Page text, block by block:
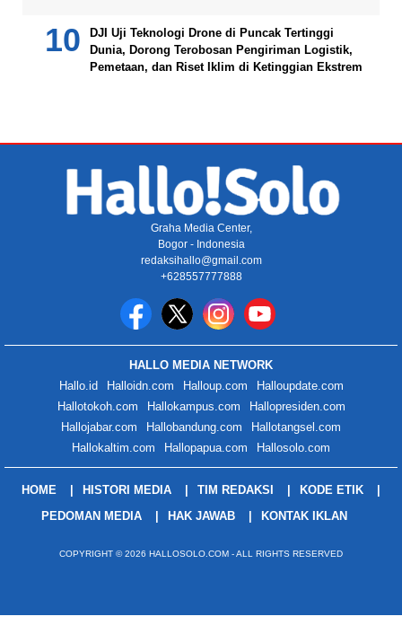
DJI Uji Teknologi Drone di Puncak Tertinggi
Dunia, Dorong Terobosan Pengiriman Logistik,
Pemetaan, dan Riset Iklim di Ketinggian Ekstrem
Graha Media Center,
Bogor - Indonesia
redaksihallo@gmail.com
+628557777888
HALLO MEDIA NETWORK
Hallo.id
Halloidn.com Halloup.com
Halloupdate.com
Hallotokoh.com
Hallokampus.com
Hallopresiden.com
Hallojabar.com
Hallobandung.com
Hallotangsel.com
Hallokaltim.com
Hallopapua.com Hallosolo.com
HOME HISTORI MEDIA TIM REDAKSI
KODE ETIK
PEDOMAN MEDIA
HAK JAWAB KONTAK IKLAN
COPYRIGHT © 2026 HALLOSOLO.COM - ALL RIGHTS RESERVED